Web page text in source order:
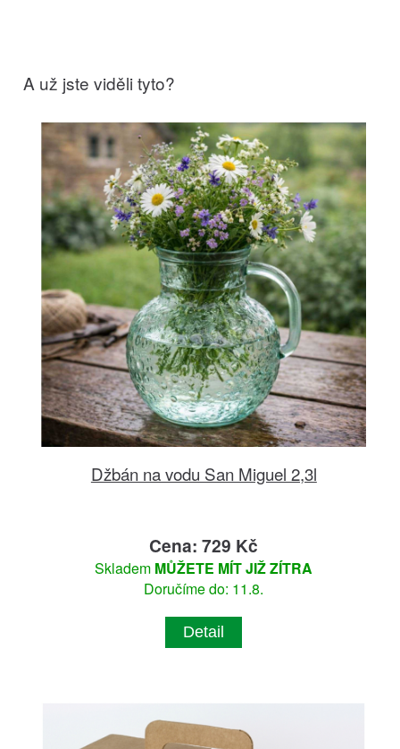
A už jste viděli tyto?
Džbán na vodu San Miguel 2,3l
Cena: 729 Kč
Skladem MŮŽETE MÍT JIŽ ZÍTRA
Doručíme do: 11.8.
Detail